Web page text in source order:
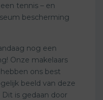
tennis – en
bescherming
nog een
Onze makelaars
ons best
beeld van deze
is gedaan door